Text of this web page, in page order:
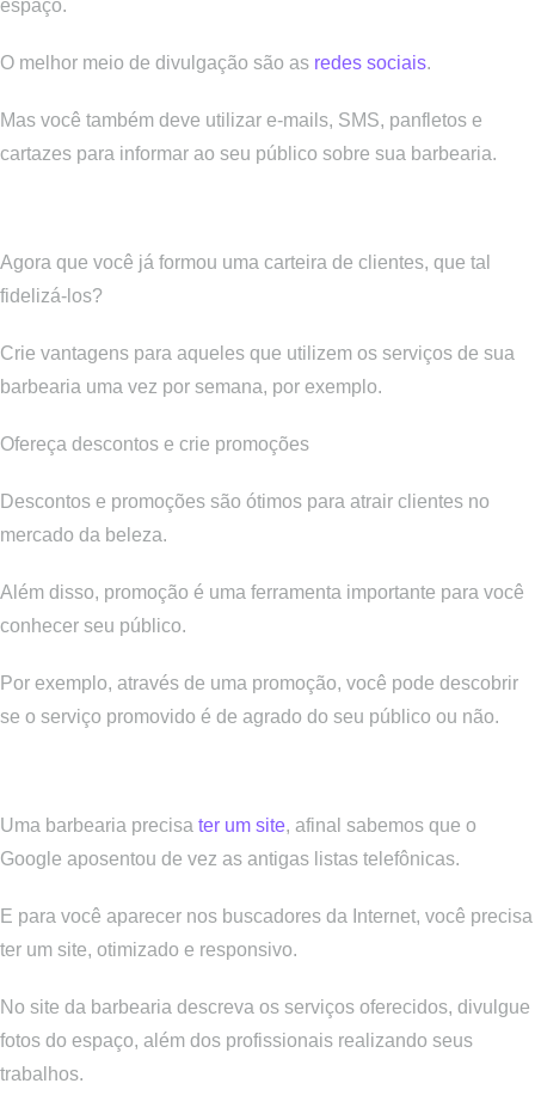
espaço.
O melhor meio de divulgação são as redes sociais.
Mas você também deve utilizar e-mails, SMS, panfletos e
cartazes para informar ao seu público sobre sua barbearia.
Agora que você já formou uma carteira de clientes, que tal
fidelizá-los?
Crie vantagens para aqueles que utilizem os serviços de sua
barbearia uma vez por semana, por exemplo.
Ofereça descontos e crie promoções
Descontos e promoções são ótimos para atrair clientes no
mercado da beleza.
Além disso, promoção é uma ferramenta importante para você
conhecer seu público.
Por exemplo, através de uma promoção, você pode descobrir
se o serviço promovido é de agrado do seu público ou não.
Uma barbearia precisa ter um site, afinal sabemos que o
Google aposentou de vez as antigas listas telefônicas.
E para você aparecer nos buscadores da Internet, você precisa
ter um site, otimizado e responsivo.
No site da barbearia descreva os serviços oferecidos, divulgue
fotos do espaço, além dos profissionais realizando seus
trabalhos.